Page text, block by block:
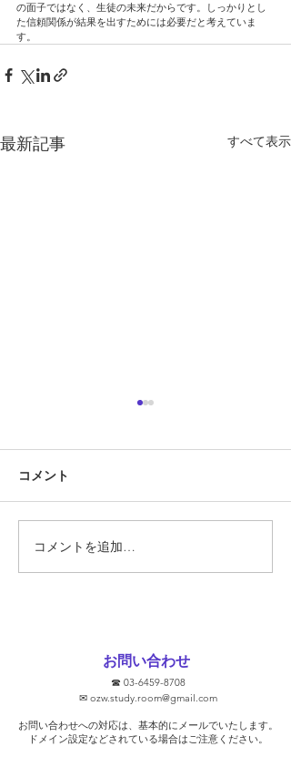
の面子ではなく、生徒の未来だからです。しっかりとし
た信頼関係が結果を出すためには必要だと考えていま
す。
最新記事 すべて表示
勝負の夏
コメント
コメントを追加…
お問い合わせ
☎ 03-6459-8708
✉ ozw.study.room@gmail.com
お問い合わせへの対応は、基本的にメールでいたします。
​ドメイン設定などされている場合はご注意ください。